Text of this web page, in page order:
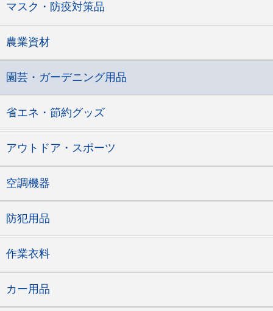
マスク・防疫対策品
農業資材
園芸・ガーデニング用品
省エネ・節約グッズ
アウトドア・スポーツ
空調機器
防犯用品
作業衣料
カー用品